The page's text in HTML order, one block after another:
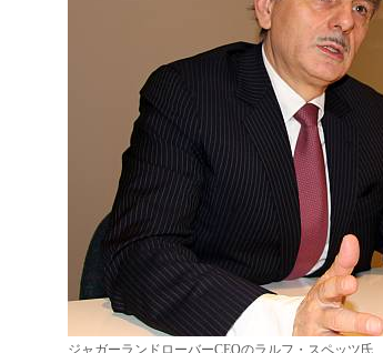
ジャガーランドローバーCEOのラルフ・スペッツ氏